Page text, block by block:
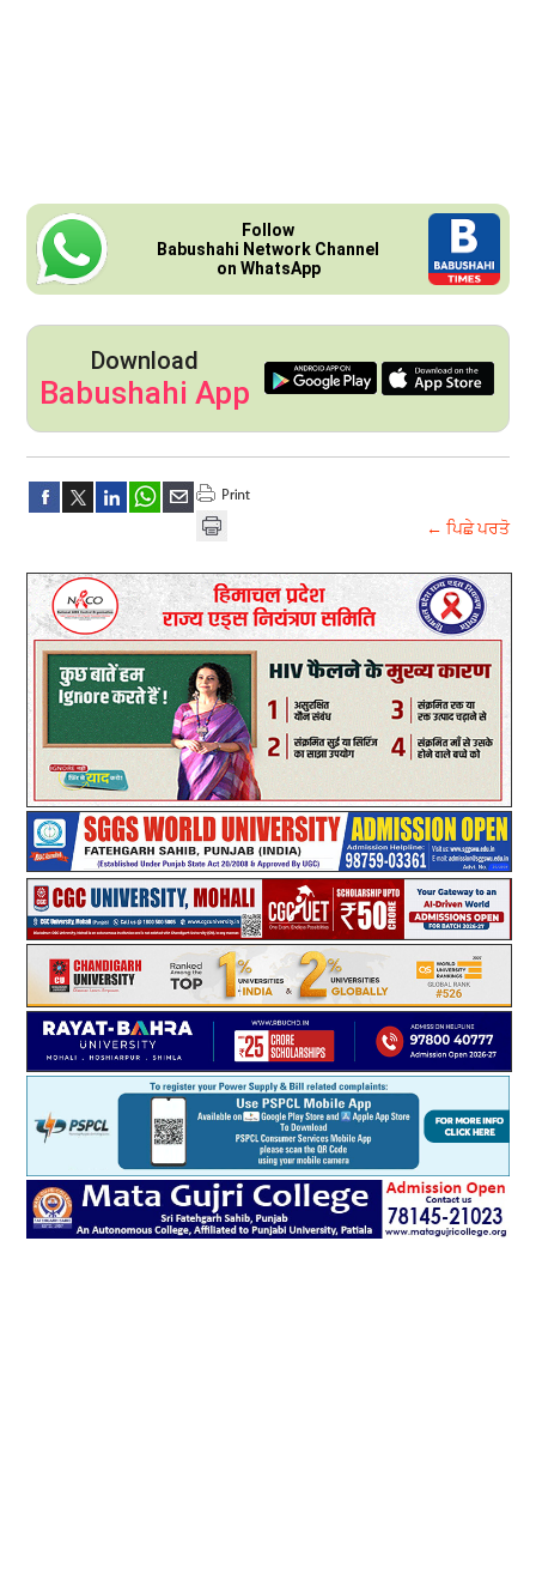
Follow
Babushahi Network Channel
on WhatsApp
Download
Babushahi App
← ਪਿਛੇ ਪਰਤੋ